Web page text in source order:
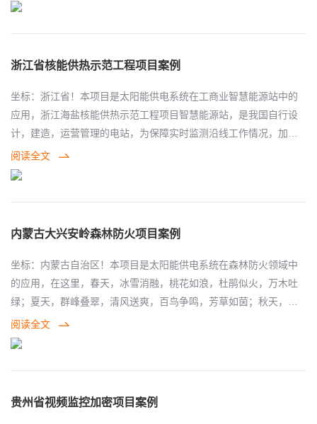
浙江省核能供热示范工程项目案例
坐标：浙江省！本项目是太阳能供电系统在工商业智慧能源站中的
应用，浙江海盐核能供热示范工程项目智慧能源站，是我国自行设
计，建造，运营管理的电站，为保障实时监测沿线工作情况，加装
了视频监控设备，针对浙江地区光照情况，华昱信通，因地制宜，
根据当地实际情况设计项目实施方案，并采用太阳能供电系统，为
此，太阳能光伏组件采用定制支架，进行落地式安装，针对沿海地
加设备的防腐能力，户外不锈钢控制储能一体化能源柜对控制系统
和储能系统进行了一体化集成安装，为前端监控设备和传输设备提
供了可靠的电力保障。
阅读全文
内蒙古大兴安岭森林防火项目案例
坐标：内蒙古自治区！本项目是太阳能供电系统在森林防火领域中
的应用，在这里，春天，冰雪消融，桃花如浪，杜鹃似火，万木吐
绿；夏天，群峰叠翠，清风送爽，百鸟争鸣，芳草如茵；秋天，繁
花似锦，金叶迎风，五光十色，野果飘香；冬天，银装素裹，玉树
琼枝，飞冰扬雪，分外妖娆。其森林及天然、无污染山野菜、野
神，全方位加大生态文明建设力度，积极发展现代林业，，打造了
阅读全文
贵州省视频监控加密项目案例